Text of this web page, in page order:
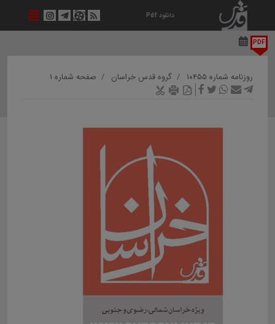
دانلود Pdf
PDF
روزنامه شماره ۱۰۴۵۵ گروه قدس خراسان صفحه شماره ۱